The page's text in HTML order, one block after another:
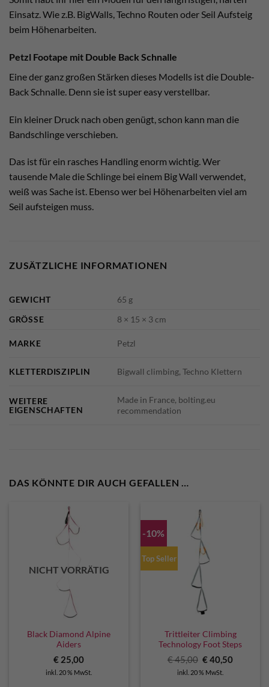
Einsatz. Wie z.B. BigWalls, Techno Routen oder Seil Aufsteig
beim Höhenarbeiten.
Petzl Footape mit Double Back Schnalle
Eine der ganz großen Stärken dieses Modells ist die Double-
Back Schnalle. Denn sie ist super easy verstellbar.
Ein kleiner Druck nach oben genügt, schon kann man die
Bandschlinge verschieben.
Das ist für ein rasches Handling enorm wichtig. Wer
tausende Male die Schlinge bei einem Big Wall verwendet,
weiß was Sache ist. Ebenso wer bei Höhenarbeiten viel am
Seil aufsteigen muss.
ZUSÄTZLICHE INFORMATIONEN
GEWICHT
65 g
GRÖSSE
8 × 15 × 3 cm
MARKE Petzl
KLETTERDISZIPLIN Bigwall climbing, Techno Klettern
WEITERE
EIGENSCHAFTEN
Made in France, bolting.eu
recommendation
DAS KÖNNTE DIR AUCH GEFALLEN …
NICHT VORRÄTIG
Black Diamond Alpine
Aiders
€ 25,00
inkl. 20 % MwSt.
-10%
Top Seller
Trittleiter Climbing
Technology Foot Steps
€45,00 Ursprünglicher
Preis
war:
€40,50
inkl. 20 % MwSt.